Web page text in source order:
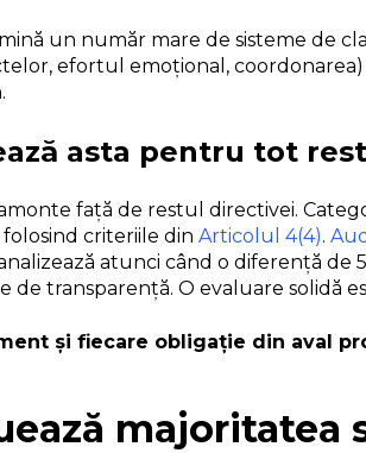
un număr mare de sisteme de
efortul emoțional,
asta pentru tot
față de restul directivei.
criteriile din Articolul 4(4).
atunci când o diferență de
de transparență. O evaluare solidă
și fiecare obligație din aval